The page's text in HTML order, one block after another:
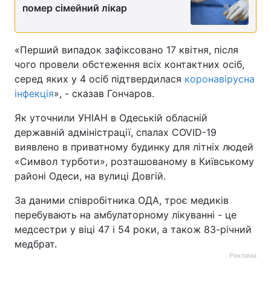
помер сімейний лікар
«Перший випадок зафіксовано 17 квітня, після
чого провели обстеження всіх контактних осіб,
серед яких у 4 осіб підтвердилася коронавірусна
інфекція», - сказав Гончаров.
Як уточнили УНІАН в Одеській обласній
державній адміністрації, спалах COVID-19
виявлено в приватному будинку для літніх людей
«Символ турботи», розташованому в Київському
районі Одеси, на вулиці Довгій.
За даними співробітника ОДА, троє медиків
перебувають на амбулаторному лікуванні - це
медсестри у віці 47 і 54 роки, а також 83-річний
медбрат.
Реклама